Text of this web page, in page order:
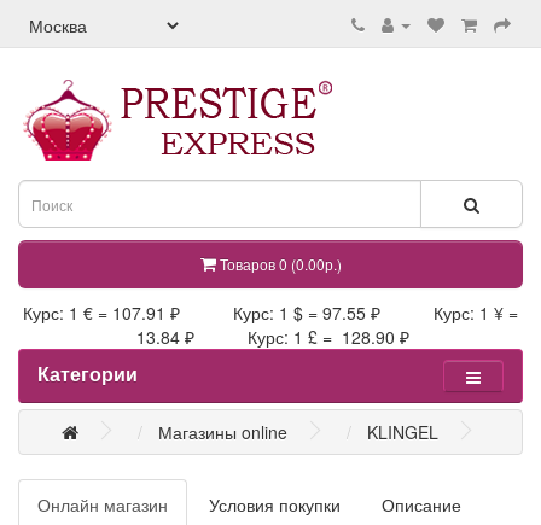
Товаров 0 (0.00р.)
Курс: 1 € = 107.91 ₽ Курс: 1 $ = 97.55 ₽ Курс: 1 ¥ =
13.84 ₽ Курс: 1 £ = 128.90 ₽
Категории
Магазины online KLINGEL
Онлайн магазин Условия покупки
Описание